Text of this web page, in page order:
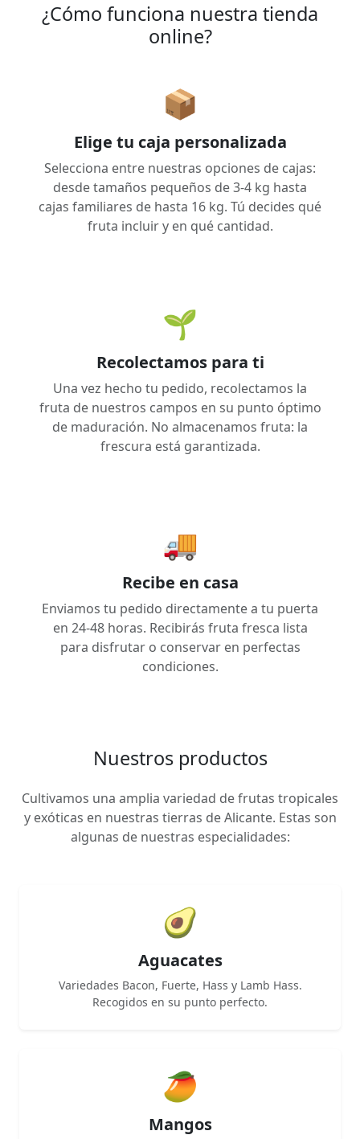
¿Cómo funciona nuestra tienda
online?
📦
Elige tu caja personalizada
Selecciona entre nuestras opciones de cajas:
desde tamaños pequeños de 3-4 kg hasta
cajas familiares de hasta 16 kg. Tú decides qué
fruta incluir y en qué cantidad.
🌱
Recolectamos para ti
Una vez hecho tu pedido, recolectamos la
fruta de nuestros campos en su punto óptimo
de maduración. No almacenamos fruta: la
frescura está garantizada.
🚚
Recibe en casa
Enviamos tu pedido directamente a tu puerta
en 24-48 horas. Recibirás fruta fresca lista
para disfrutar o conservar en perfectas
condiciones.
Nuestros productos
Cultivamos una amplia variedad de frutas tropicales
y exóticas en nuestras tierras de Alicante. Estas son
algunas de nuestras especialidades:
🥑
Aguacates
Variedades Bacon, Fuerte, Hass y Lamb Hass.
Recogidos en su punto perfecto.
🥭
Mangos